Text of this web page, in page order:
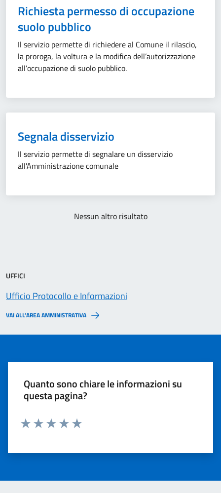
Richiesta permesso di occupazione
suolo pubblico
Il servizio permette di richiedere al Comune il rilascio,
la proroga, la voltura e la modifica dell’autorizzazione
all’occupazione di suolo pubblico.
Segnala disservizio
Il servizio permette di segnalare un disservizio
all'Amministrazione comunale
Nessun altro risultato
UFFICI
Ufficio Protocollo e Informazioni
VAI ALL’AREA AMMINISTRATIVA
Quanto sono chiare le informazioni su
questa pagina?